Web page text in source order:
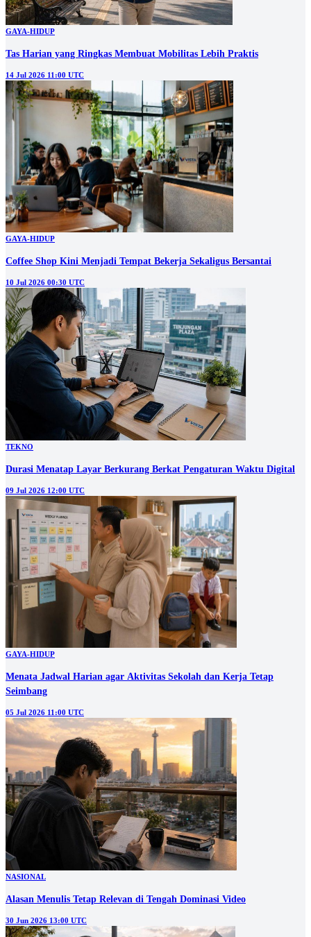
GAYA-HIDUP
Tas Harian yang Ringkas Membuat Mobilitas Lebih Praktis
14 Jul 2026 11:00 UTC
GAYA-HIDUP
Coffee Shop Kini Menjadi Tempat Bekerja Sekaligus Bersantai
10 Jul 2026 00:30 UTC
TEKNO
Durasi Menatap Layar Berkurang Berkat Pengaturan Waktu Digital
09 Jul 2026 12:00 UTC
GAYA-HIDUP
Menata Jadwal Harian agar Aktivitas Sekolah dan Kerja Tetap
Seimbang
05 Jul 2026 11:00 UTC
NASIONAL
Alasan Menulis Tetap Relevan di Tengah Dominasi Video
30 Jun 2026 13:00 UTC